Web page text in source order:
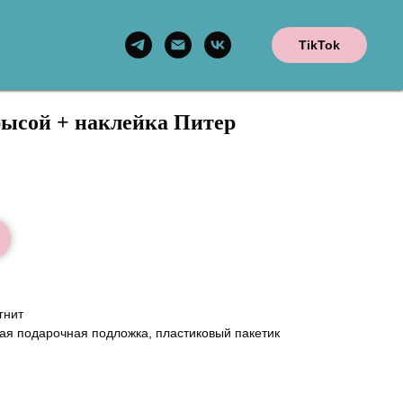
TikTok
+ наклейка Питер
подарочная подложка, пластиковый пакетик